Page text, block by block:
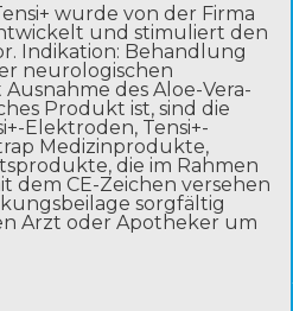
wurde von der Firma
und stimuliert den
Indikation: Behandlung
neurologischen
des Aloe-Vera-
Produkt ist, sind die
Elektroden, Tensi+-
Medizinprodukte,
die im Rahmen
dem CE-Zeichen versehen
sorgfältig
Arzt oder Apotheker um